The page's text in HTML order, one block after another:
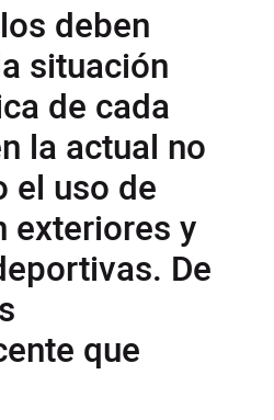
deben
situación
de cada
la actual no
el uso de
exteriores y
De
que